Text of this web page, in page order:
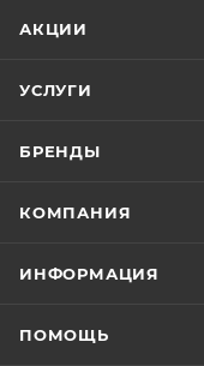
АКЦИИ
УСЛУГИ
БРЕНДЫ
КОМПАНИЯ
ИНФОРМАЦИЯ
ПОМОЩЬ